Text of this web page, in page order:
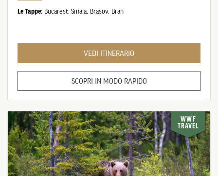
Le Tappe: Bucarest, Sinaia, Brasov, Bran
VEDI ITINERARIO
SCOPRI IN MODO RAPIDO
WWF
TRAVEL